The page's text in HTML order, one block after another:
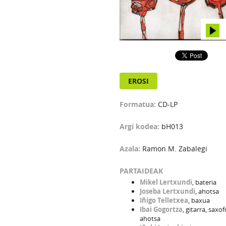
EROSI
Formatua: CD-LP
Argi kodea: bH013
Azala: Ramon M. Zabalegi
PARTAIDEAK
Mikel Lertxundi, bateria
Joseba Lertxundi, ahotsa
Iñigo Telletxea, baxua
Ibai Gogortza, gitarra,
ahotsa